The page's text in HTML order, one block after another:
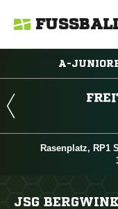
A-
Rasenplatz, RP1
JSG